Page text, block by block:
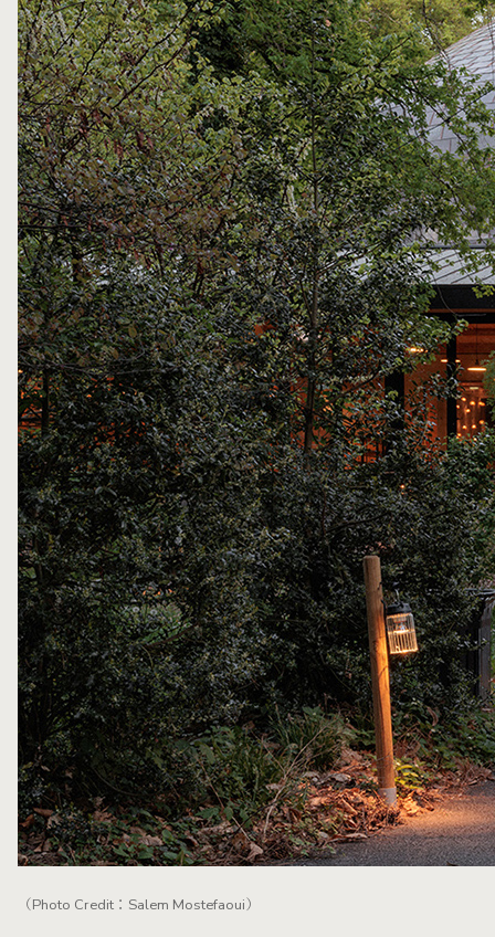
（Photo Credit：Salem Mostefaoui）
相較於以木材構築、輕盈坐落坡地上的「湖畔穀倉」，「生
雜的結構與精密的聲學技術，打造一座適合室內樂演出與錄